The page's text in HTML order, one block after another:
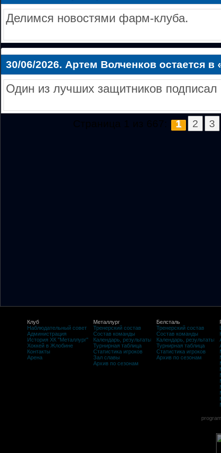
Делимся новостями фарм-клуба.
30/06/2026. Артем Волченков остается в
Один из лучших защитников подписал
1 2 3
Клуб
Наблюдательный совет
Администрация
История ХК "Металлург"
Хоккей в Жлобине
Контакты
Арена
Металлург
Тренерский состав
Состав команды
Календарь, результаты
Турнирная таблица
Статистика игроков
Зал славы
Архив по сезонам
Белсталь
Тренерский состав
Состав команды
Календарь, результаты
Турнирная таблица
Статистика игроков
Архив по сезонам